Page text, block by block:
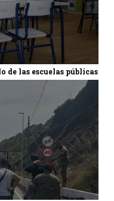
de las escuelas públicas